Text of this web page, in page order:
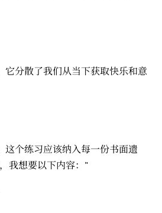
它分散了我们从当下获取快乐和意
这个练习应该纳入每一份书面遗
我想要以下内容："